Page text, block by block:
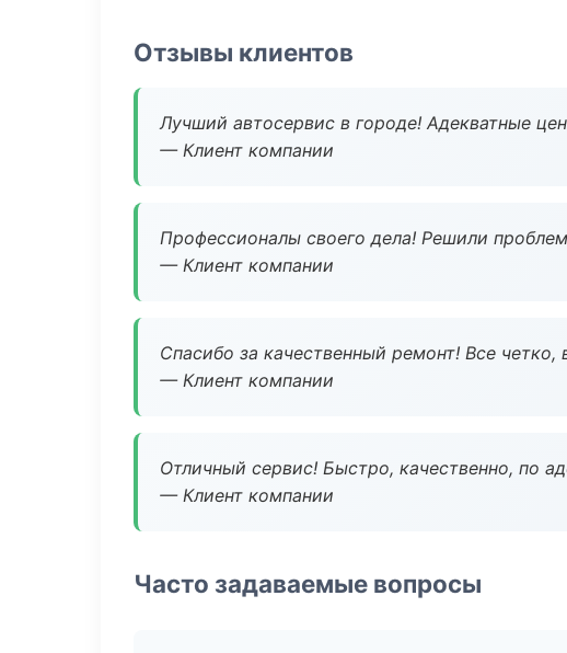
Отзывы клиентов
Лучший автосервис в городе! Адекватные
— Клиент компании
Профессионалы своего дела! Решили
— Клиент компании
Спасибо за качественный ремонт! Все
— Клиент компании
Отличный сервис! Быстро, качественно, по
— Клиент компании
Часто задаваемые вопросы